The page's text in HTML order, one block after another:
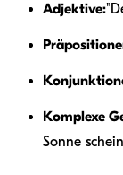
Adjektive:
Komplexe
Sonne